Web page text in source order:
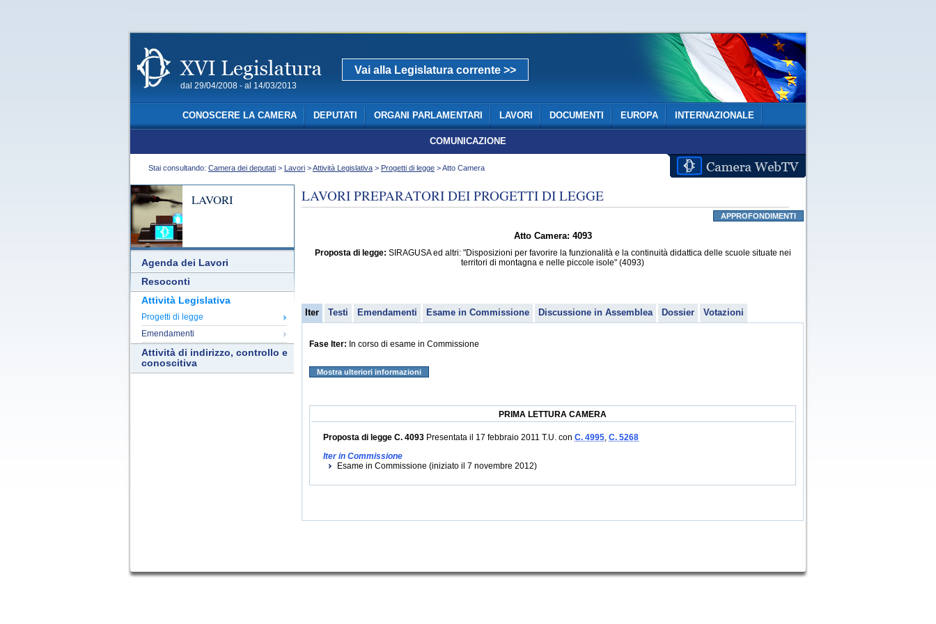
dal 29/04/2008 - al 14/03/2013
Vai alla Legislatura corrente >>
CONOSCERE LA CAMERA DEPUTATI ORGANI PARLAMENTARI LAVORI DOCUMENTI EUROPA INTERNAZIONALE
COMUNICAZIONE
Stai consultando: Camera dei deputati > Lavori >Attività Legislativa > Progetti di legge > Atto Camera
LAVORI
Agenda dei Lavori
Resoconti
Attività Legislativa
Progetti di legge
Emendamenti
Attività di indirizzo, controllo e
conoscitiva
LAVORI PREPARATORI DEI PROGETTI DI LEGGE
APPROFONDIMENTI
Atto Camera: 4093
Proposta di legge: SIRAGUSA ed altri: "Disposizioni per favorire la funzionalità e la continuità didattica delle scuole situate nei
territori di montagna e nelle piccole isole" (4093)
Iter Testi Emendamenti Esame in Commissione Discussione in Assemblea Dossier Votazioni
Fase Iter: In corso di esame in Commissione
Mostra ulteriori informazioni
PRIMA LETTURA CAMERA
Proposta di legge C. 4093 Presentata il 17 febbraio 2011 T.U. con C. 4995, C. 5268
Iter in Commissione
Esame in Commissione (iniziato il 7 novembre 2012)